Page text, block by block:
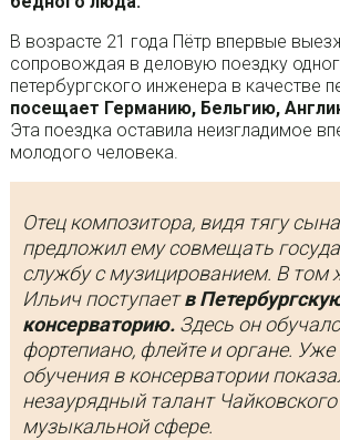
В возрасте 21 года Пётр впервые
сопровождая в деловую поездку
петербургского инженера в качестве
посещает Германию, Бельгию,
Эта поездка оставила неизгладимое
молодого человека.
Отец композитора, видя тягу
предложил ему совмещать
службу с музицированием. В том
Ильич поступаетв
консерваторию.Здесь он
фортепиано, флейте и органе.
обучения в консерватории
незаурядный талант Чайковского
музыкальной сфере.